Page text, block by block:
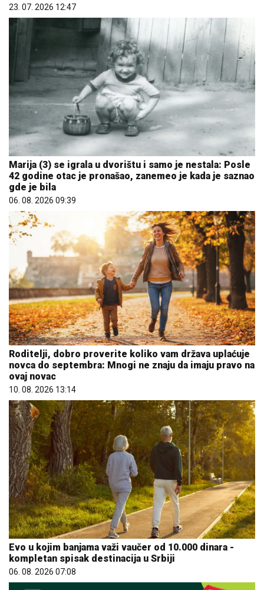
23. 07. 2026 12:47
Marija (3) se igrala u dvorištu i samo je nestala: Posle
42 godine otac je pronašao, zanemeo je kada je saznao
gde je bila
06. 08. 2026 09:39
Roditelji, dobro proverite koliko vam država uplaćuje
novca do septembra: Mnogi ne znaju da imaju pravo na
ovaj novac
10. 08. 2026 13:14
Evo u kojim banjama važi vaučer od 10.000 dinara -
kompletan spisak destinacija u Srbiji
06. 08. 2026 07:08